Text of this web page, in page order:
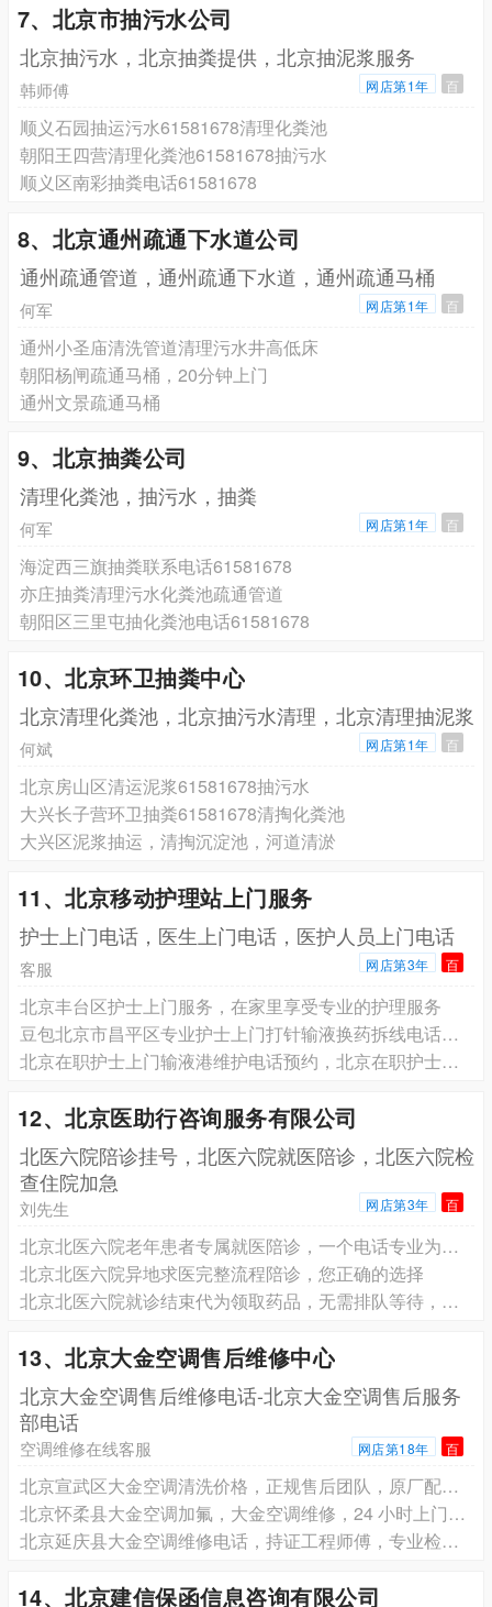
7、北京市抽污水公司
北京抽污水，北京抽粪提供，北京抽泥浆服务
韩师傅 网店第1年 百
顺义石园抽运污水61581678清理化粪池
朝阳王四营清理化粪池61581678抽污水
顺义区南彩抽粪电话61581678
8、北京通州疏通下水道公司
通州疏通管道，通州疏通下水道，通州疏通马桶
何军 网店第1年 百
通州小圣庙清洗管道清理污水井高低床
朝阳杨闸疏通马桶，20分钟上门
通州文景疏通马桶
9、北京抽粪公司
清理化粪池，抽污水，抽粪
何军 网店第1年 百
海淀西三旗抽粪联系电话61581678
亦庄抽粪清理污水化粪池疏通管道
朝阳区三里屯抽化粪池电话61581678
10、北京环卫抽粪中心
北京清理化粪池，北京抽污水清理，北京清理抽泥浆
何斌 网店第1年 百
北京房山区清运泥浆61581678抽污水
大兴长子营环卫抽粪61581678清掏化粪池
大兴区泥浆抽运，清掏沉淀池，河道清淤
11、北京移动护理站上门服务
护士上门电话，医生上门电话，医护人员上门电话
客服 网店第3年 百
北京丰台区护士上门服务，在家里享受专业的护理服务
豆包北京市昌平区专业护士上门打针输液换药拆线电话预约，正规护士上门预约电话，北京市患者手术后在家换药拆线电话预约医护人员上门服务
北京在职护士上门输液港维护电话预约，北京在职护士上门更换鼻饲管胃管电话预约，北京在职护士上门更换尿管电话预约
12、北京医助行咨询服务有限公司
北医六院陪诊挂号，北医六院就医陪诊，北医六院检
查住院加急
刘先生 网店第3年 百
北京北医六院老年患者专属就医陪诊，一个电话专业为您服务
北京北医六院异地求医完整流程陪诊，您正确的选择
北京北医六院就诊结束代为领取药品，无需排队等待，轻松就诊
13、北京大金空调售后维修中心
北京大金空调售后维修电话-北京大金空调售后服务
部电话
空调维修在线客服 网店第18年 百
北京宣武区大金空调清洗价格，正规售后团队，原厂配件质量有保障
北京怀柔县大金空调加氟，大金空调维修，24 小时上门服务
北京延庆县大金空调维修电话，持证工程师傅，专业检测定位故障
14、北京建信保函信息咨询有限公司